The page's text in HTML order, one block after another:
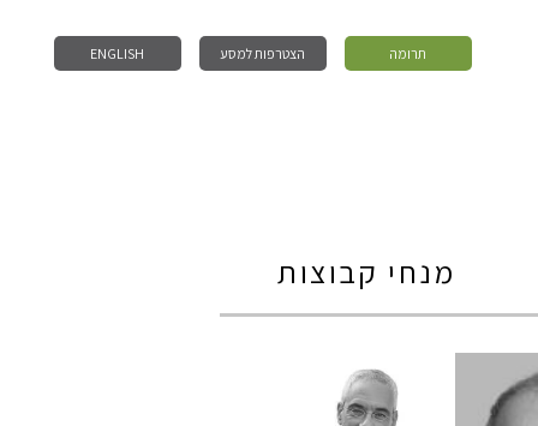
תרומה הצטרפות למסע ENGLISH
מנחי קבוצות